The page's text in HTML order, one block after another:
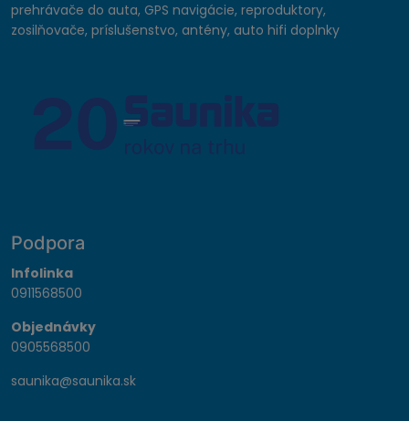
prehrávače do auta, GPS navigácie, reproduktory,
zosilňovače, príslušenstvo, antény, auto hifi doplnky
Podpora
Infolinka
0911568500
Objednávky
0905568500
saunika@saunika.sk